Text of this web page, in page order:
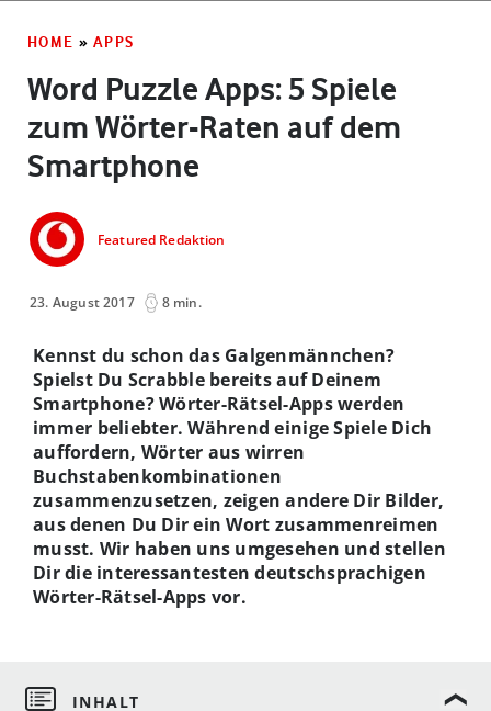
HOME » APPS
Word Puzzle Apps: 5 Spiele
zum Wörter-Raten auf dem
Smartphone
Featured Redaktion
23. August 2017 8 min.
Kennst du schon das Galgenmännchen?
Spielst Du Scrabble bereits auf Deinem
Smartphone? Wörter-Rätsel-Apps werden
immer beliebter. Während einige Spiele Dich
auffordern, Wörter aus wirren
Buchstabenkombinationen
zusammenzusetzen, zeigen andere Dir Bilder,
aus denen Du Dir ein Wort zusammenreimen
musst. Wir haben uns umgesehen und stellen
Dir die interessantesten deutschsprachigen
Wörter-Rätsel-Apps vor.